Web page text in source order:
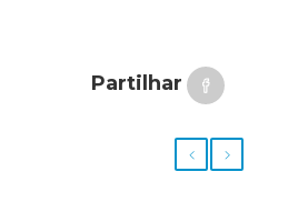
Partilhar